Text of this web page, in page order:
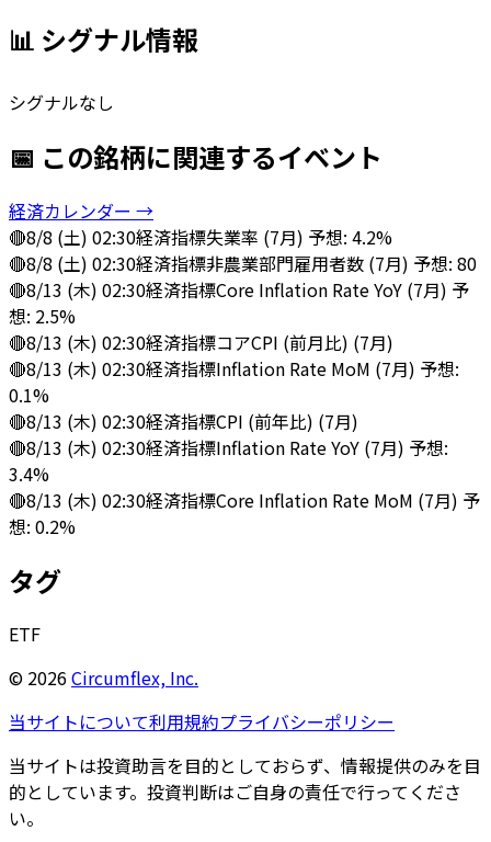
📊 シグナル情報
シグナルなし
📅 この銘柄に関連するイベント
経済カレンダー →
🔴8/8 (土) 02:30経済指標失業率 (7月) 予想: 4.2%
🔴8/8 (土) 02:30経済指標非農業部門雇用者数 (7月) 予想: 80
🔴8/13 (木) 02:30経済指標Core Inflation Rate YoY (7月) 予
想: 2.5%
🔴8/13 (木) 02:30経済指標コアCPI (前月比) (7月)
🔴8/13 (木) 02:30経済指標Inflation Rate MoM (7月) 予想:
0.1%
🔴8/13 (木) 02:30経済指標CPI (前年比) (7月)
🔴8/13 (木) 02:30経済指標Inflation Rate YoY (7月) 予想:
3.4%
🔴8/13 (木) 02:30経済指標Core Inflation Rate MoM (7月) 予
想: 0.2%
タグ
ETF
© 2026Circumflex, Inc.
当サイトについて利用規約プライバシーポリシー
当サイトは投資助言を目的としておらず、情報提供のみを目
的としています。投資判断はご自身の責任で行ってくださ
い。